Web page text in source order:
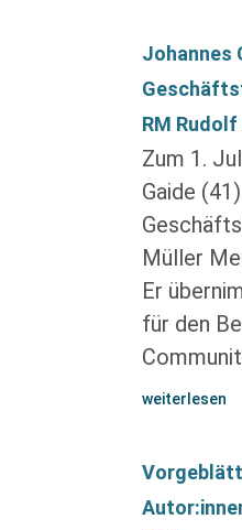
Johannes
RM
Zum 1.
Gaide
Müller
Er
für den
weiterlesen